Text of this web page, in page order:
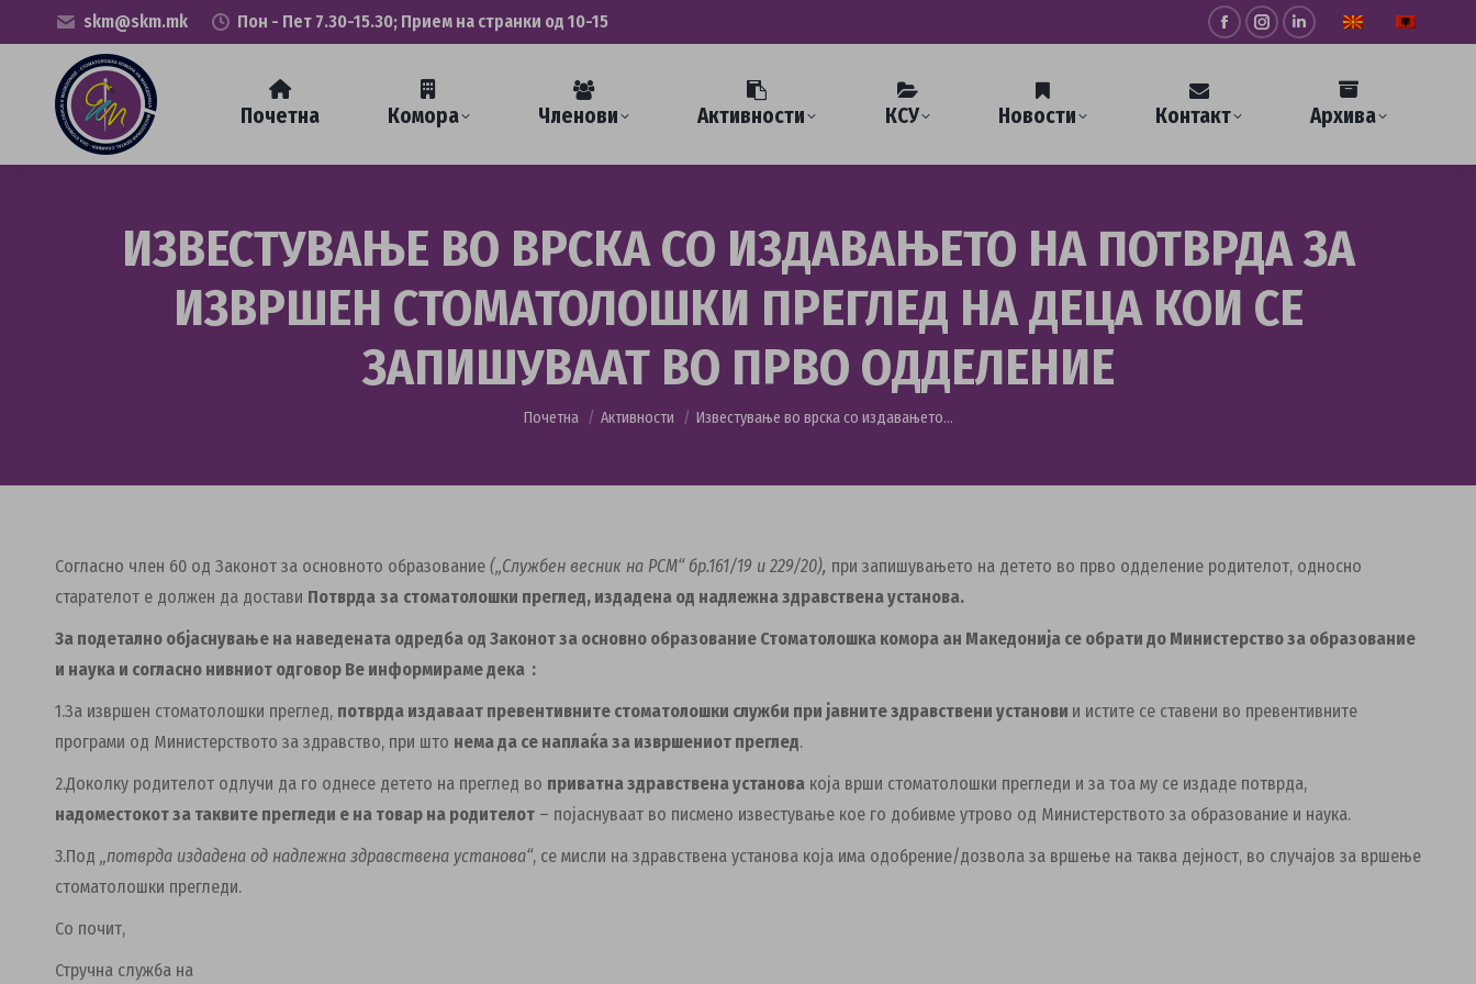
skm@skm.mk Пон - Пет 7.30-15.30; Прием на странки од 10-15
Facebook
new
Instagram
new
Linkedin
opens
new
Почетна Комора Членови Активности КСУ Новости Контакт Архива
ИЗВЕСТУВАЊЕ ВО ВРСКА СО ИЗДАВАЊЕТО НА ПОТВРДА ЗА
ИЗВРШЕН СТОМАТОЛОШКИ ПРЕГЛЕД НА ДЕЦА КОИ СЕ
ЗАПИШУВААТ ВО ПРВО ОДДЕЛЕНИЕ
You are here:
Почетна Активности Известување во врска со издавањето…
Согласно член 60 од Законот за основното образование („Службен весник на РСМ“ бр.161/19 и 229/20), при запишувањето на детето во прво одделение родителот, односно
старателот е должен да достави Потврда за стоматолошки преглед, издадена од надлежна здравствена установа.
За подетално објаснување на наведената одредба од Законот за основно образование Стоматолошка комора ан Македонија се обрати до Министерство за образование
и наука и согласно нивниот одговор Ве информираме дека :
1.За извршен стоматолошки преглед, потврда издаваат превентивните стоматолошки служби при јавните здравствени установи и истите се ставени во превентивните
програми од Министерството за здравство, при што нема да се наплаќа за извршениот преглед.
2.Доколку родителот одлучи да го однесе детето на преглед во приватна здравствена установа која врши стоматолошки прегледи и за тоа му се издаде потврда,
надоместокот за таквите прегледи е на товар на родителот – појаснуваат во писмено известување кое го добивме утрово од Министерството за образование и наука.
3.Под „потврда издадена од надлежна здравствена установа“, се мисли на здравствена установа која има одобрение/дозвола за вршење на таква дејност, во случајов за вршење
стоматолошки прегледи.
Со почит,
Стручна служба на